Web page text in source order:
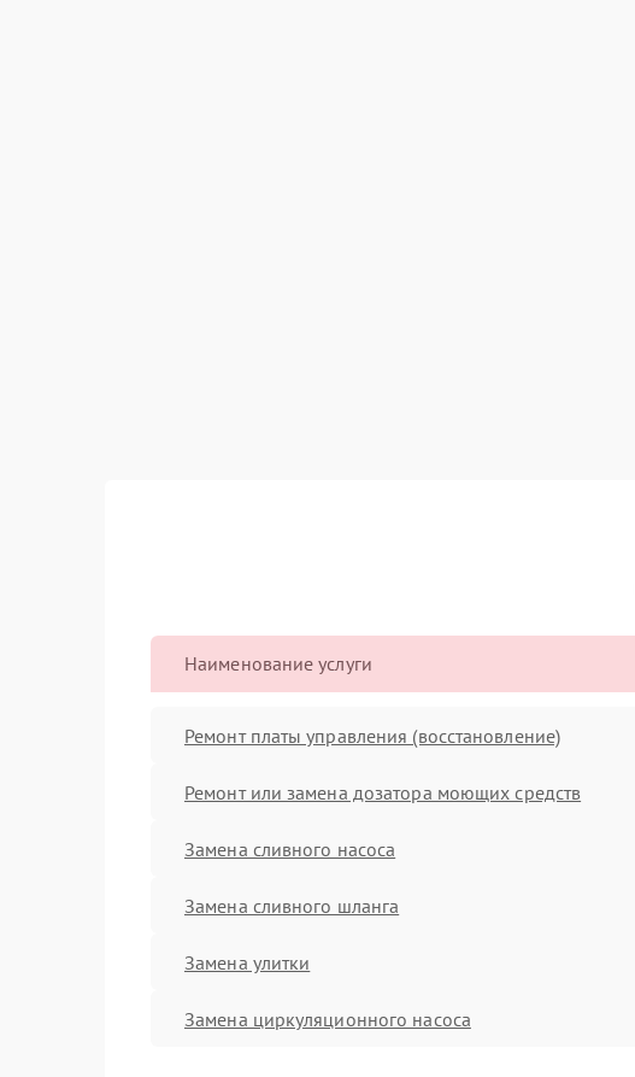
Наименование услуги
Ремонт платы управления (восстановление)
Ремонт или замена дозатора моющих средств
Замена сливного насоса
Замена сливного шланга
Замена улитки
Замена циркуляционного насоса